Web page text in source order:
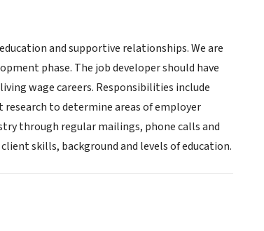
and supportive relationships. We are
phase. The job developer should have
wage careers. Responsibilities include
to determine areas of employer
through regular mailings, phone calls and
skills, background and levels of education.